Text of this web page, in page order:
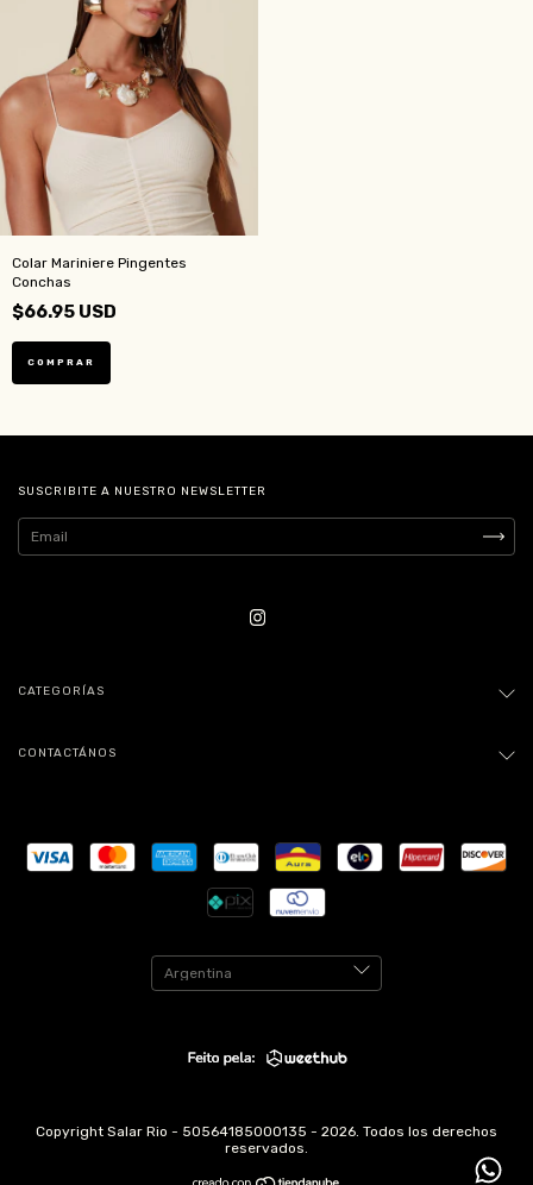
Colar Mariniere Pingentes
Conchas
$66.95 USD
SUSCRIBITE A NUESTRO NEWSLETTER
CATEGORÍAS
CONTACTÁNOS
Copyright Salar Rio - 50564185000135 - 2026. Todos los derechos
reservados.